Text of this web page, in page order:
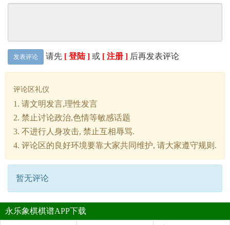
发表评论 请先 [ 登陆 ] 或 [ 注册 ] 后再发表评论
评论区礼仪
1. 请文明发言,理性发言
2. 禁止讨论政治,色情等敏感话题
3. 不进行人身攻击, 禁止互相辱骂.
4. 评论区的良好环境要靠大家共同维护, 请大家遵守规则.
暂无评论
永乐象棋棋谱APP下载